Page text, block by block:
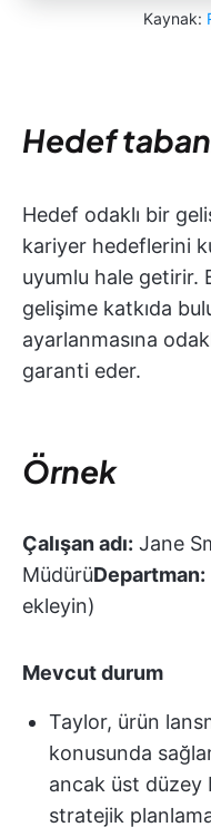
Kaynak:
Hedef
Hedef odaklı bir
kariyer hedeflerini
uyumlu hale getirir.
gelişime katkıda
ayarlanmasına
garanti eder.
Örnek
Çalışan adı: Jane
MüdürüDepartman:
ekleyin)
Mevcut durum
Taylor, ürün
konusunda
ancak üst düzey
stratejik